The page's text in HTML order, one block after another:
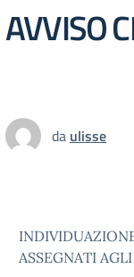
AVVISO
da ulisse
ASSEGNATI